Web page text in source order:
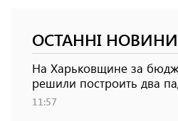
ОСТАННІ НОВИНИ
На Харьковщине за
решили построить два
11:57